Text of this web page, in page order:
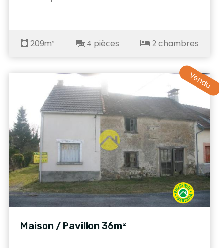
209m² 4 pièces 2 chambres
Vendu
Maison / Pavillon 36m²